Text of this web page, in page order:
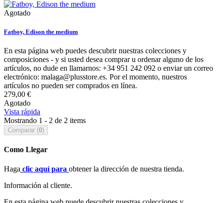
Agotado
Fatboy, Edison the medium
En esta página web puedes descubrir nuestras colecciones y
composiciones - y si usted desea comprar u ordenar alguno de los
artículos, no dude en llamarnos: +34 951 242 092 o enviar un correo
electrónico: malaga@plusstore.es. Por el momento, nuestros
artículos no pueden ser comprados en línea.
279,00 €
Agotado
Vista rápida
Mostrando 1 - 2 de 2 items
Comparar (0)
Como Llegar
Haga clic aquí para obtener la dirección de nuestra tienda.
Información al cliente.